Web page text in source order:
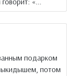
подарком
потом